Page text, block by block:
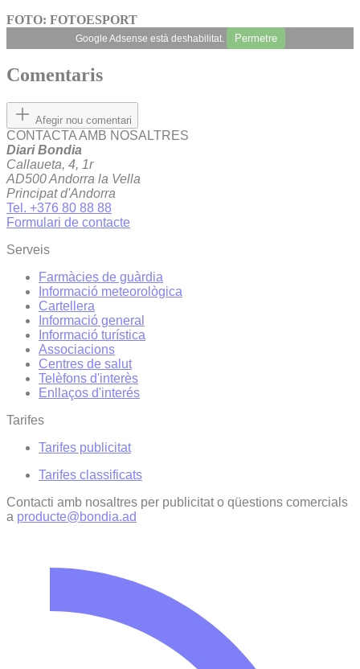
FOTO: FOTOESPORT
Google Adsense està deshabilitat. Permetre
Comentaris
Afegir nou comentari
CONTACTA AMB NOSALTRES
Diari Bondia
Callaueta, 4, 1r
AD500 Andorra la Vella
Principat d'Andorra
Tel. +376 80 88 88
Formulari de contacte
Serveis
Farmàcies de guàrdia
Informació meteorològica
Cartellera
Informació general
Informació turística
Associacions
Centres de salut
Telèfons d'interès
Enllaços d'interés
Tarifes
Tarifes publicitat
Tarifes classificats
Contacti amb nosaltres per publicitat o qüestions comercials
a producte@bondia.ad